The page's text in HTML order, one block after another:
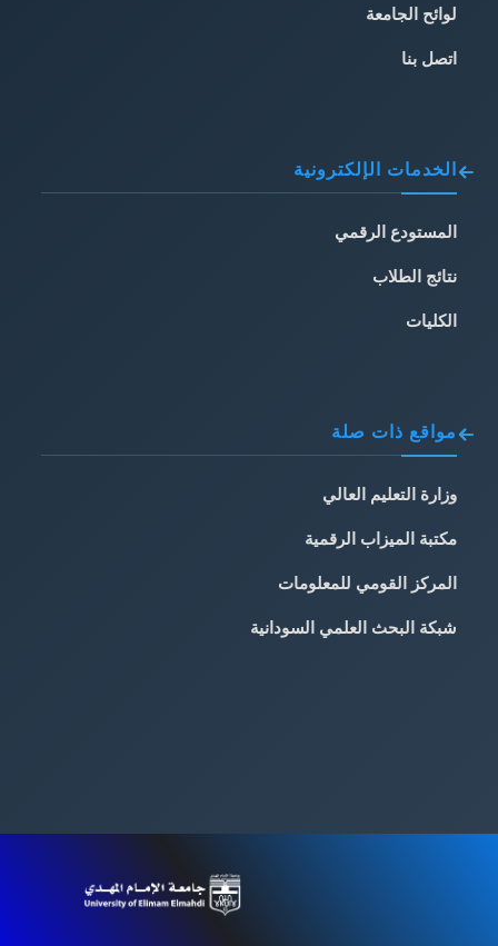
لوائح الجامعة
اتصل بنا
الخدمات الإلكترونية
المستودع الرقمي
نتائج الطلاب
الكليات
مواقع ذات صلة
وزارة التعليم العالي
مكتبة الميزاب الرقمية
المركز القومي للمعلومات
شبكة البحث العلمي السودانية